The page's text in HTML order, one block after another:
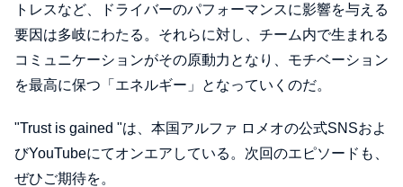
トレスなど、ドライバーのパフォーマンスに影響を与える
要因は多岐にわたる。それらに対し、チーム内で生まれる
コミュニケーションがその原動力となり、モチベーション
を最高に保つ「エネルギー」となっていくのだ。
"Trust is gained "は、本国アルファ ロメオの公式SNSおよ
びYouTubeにてオンエアしている。次回のエピソードも、
ぜひご期待を。